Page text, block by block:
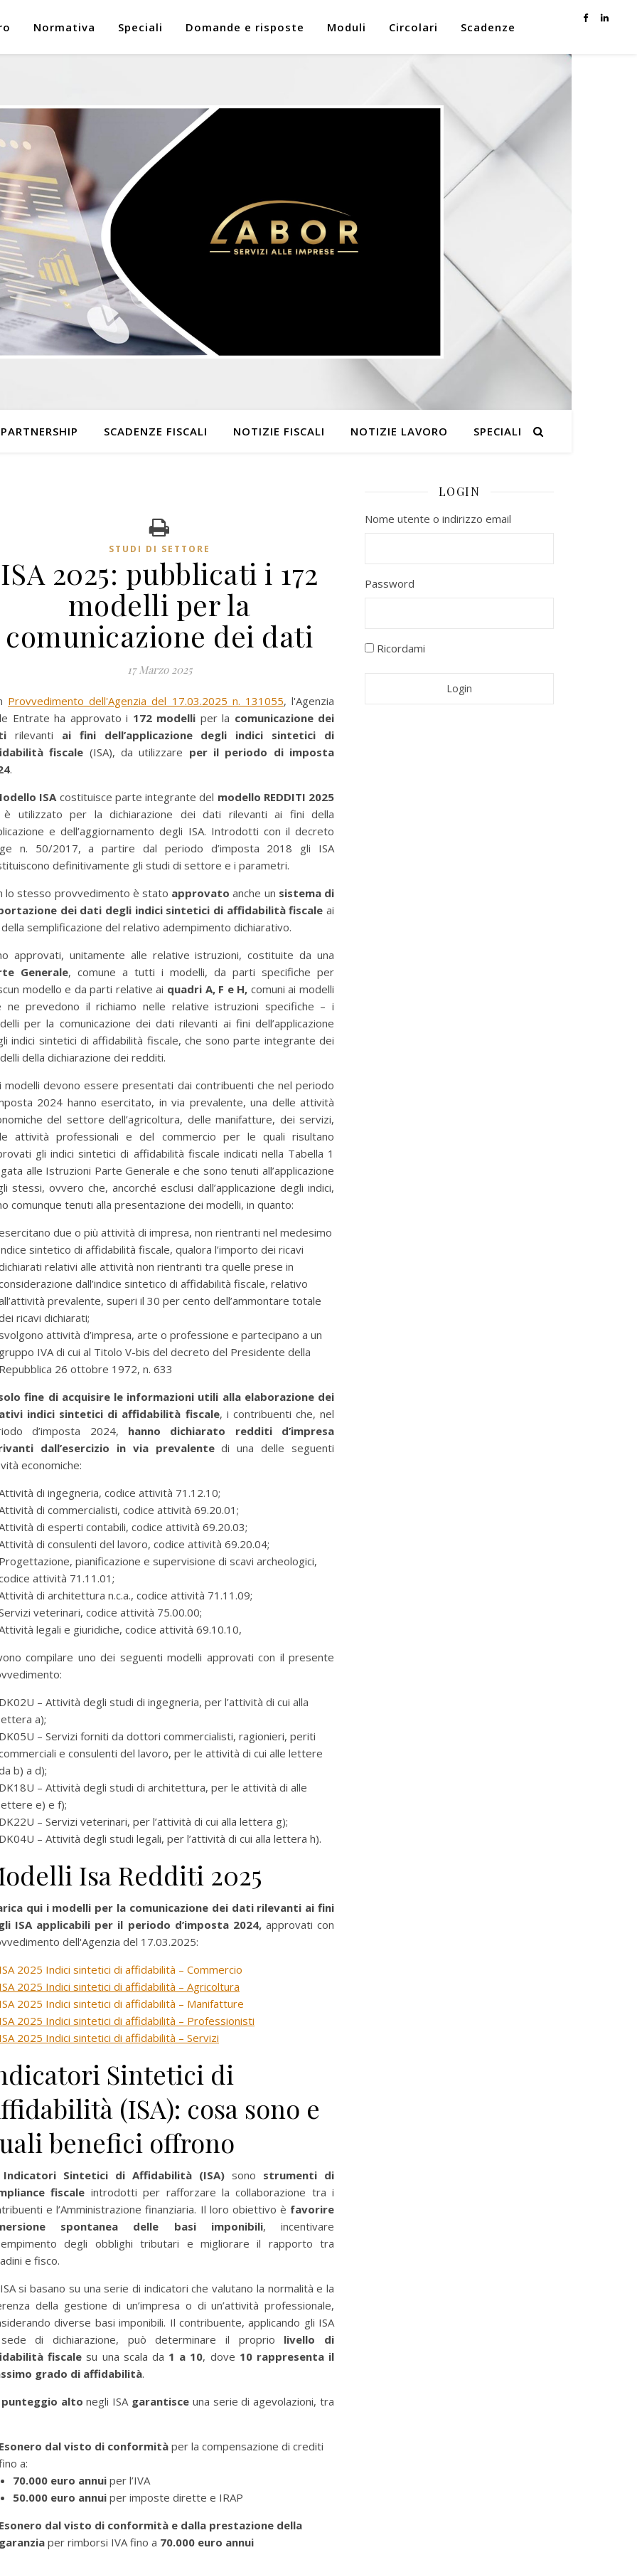
Normativa Speciali Domande e risposte Moduli Circolari Scadenze
SCADENZE FISCALI NOTIZIE FISCALI NOTIZIE LAVORO SPECIALI
selezionare la categoria di tuo interesse (es. contabilità, Fisco …)
STUDI DI SETTORE
ISA 2025: pubblicati i 172
modelli per la
comunicazione dei dati
17 Marzo 2025
Provvedimento dell'Agenzia del 17.03.2025 n. 131055, l'Agenzia
Entrate ha approvato i 172 modelli per la comunicazione dei
rilevanti ai fini dell’applicazione degli indici sintetici di
fiscale (ISA), da utilizzare per il periodo di imposta
.
ISAcostituisce parte integrante del modello REDDITI 2025
utilizzato per la dichiarazione dei dati rilevanti ai fini della
e dell’aggiornamento degli ISA. Introdotti con il decreto
n. 50/2017, a partire dal periodo d’imposta 2018 gli ISA
definitivamente gli studi di settore e i parametri.
lo stesso provvedimento è stato approvato anche un sistema di
dei dati degli indici sintetici di affidabilità fiscale ai
semplificazione del relativo adempimento dichiarativo.
approvati, unitamente alle relative istruzioni, costituite da una
Generale, comune a tutti i modelli, da parti specifiche per
modello e da parti relative ai quadri A, F e H, comuni ai modelli
ne prevedono il richiamo nelle relative istruzioni specifiche – i
per la comunicazione dei dati rilevanti ai fini dell’applicazione
indici sintetici di affidabilità fiscale, che sono parte integrante dei
della dichiarazione dei redditi.
modelli devono essere presentati dai contribuenti che nel periodo
2024 hanno esercitato, in via prevalente, una delle attività
del settore dell’agricoltura, delle manifatture, dei servizi,
attività professionali e del commercio per le quali risultano
gli indici sintetici di affidabilità fiscale indicati nella Tabella 1
alle Istruzioni Parte Generale e che sono tenuti all’applicazione
stessi, ovvero che, ancorché esclusi dall’applicazione degli indici,
comunque tenuti alla presentazione dei modelli, in quanto:
due o più attività di impresa, non rientranti nel medesimo
sintetico di affidabilità fiscale, qualora l’importo dei ricavi
relativi alle attività non rientranti tra quelle prese in
dall’indice sintetico di affidabilità fiscale, relativo
prevalente, superi il 30 per cento dell’ammontare totale
ricavi dichiarati;
svolgono attività d’impresa, arte o professione e partecipano a un
gruppo IVA di cui al Titolo V-bis del decreto del Presidente della
Repubblica 26 ottobre 1972, n. 633
fine di acquisire le informazioni utili alla elaborazione dei
indici sintetici di affidabilità fiscale, i contribuenti che, nel
d’imposta 2024, hanno dichiarato redditi d’impresa
dall’esercizio in via prevalentedi una delle seguenti
economiche:
di ingegneria, codice attività 71.12.10;
di commercialisti, codice attività 69.20.01;
di esperti contabili, codice attività 69.20.03;
di consulenti del lavoro, codice attività 69.20.04;
Progettazione, pianificazione e supervisione di scavi archeologici,
attività 71.11.01;
di architettura n.c.a., codice attività 71.11.09;
veterinari, codice attività 75.00.00;
legali e giuridiche, codice attività 69.10.10,
compilare uno dei seguenti modelli approvati con il presente
DK02U – Attività degli studi di ingegneria, per l’attività di cui alla
a);
DK05U – Servizi forniti da dottori commercialisti, ragionieri, periti
e consulenti del lavoro, per le attività di cui alle lettere
b) a d);
DK18U – Attività degli studi di architettura, per le attività di alle
e) e f);
DK22U – Servizi veterinari, per l’attività di cui alla lettera g);
DK04U – Attività degli studi legali, per l’attività di cui alla lettera h).
Isa Redditi 2025
qui i modelli per la comunicazione dei dati rilevanti ai fini
ISA applicabili per il periodo d’imposta 2024,approvati con
dell'Agenzia del 17.03.2025:
ISA 2025 Indici sintetici di affidabilità – Commercio
ISA 2025 Indici sintetici di affidabilità – Agricoltura
ISA 2025 Indici sintetici di affidabilità – Manifatture
ISA 2025 Indici sintetici di affidabilità – Professionisti
ISA 2025 Indici sintetici di affidabilità – Servizi
Sintetici di
(ISA): cosa sono e
benefici offrono
Indicatori Sintetici di Affidabilità (ISA) sono strumenti di
fiscale introdotti per rafforzare la collaborazione tra i
e l’Amministrazione finanziaria. Il loro obiettivo è favorire
spontanea delle basi imponibili, incentivare
degli obblighi tributari e migliorare il rapporto tra
e fisco.
si basano su una serie di indicatori che valutano la normalità e la
della gestione di un’impresa o di un’attività professionale,
diverse basi imponibili. Il contribuente, applicando gli ISA
di dichiarazione, può determinare il proprio livello di
fiscale su una scala da 1 a 10, dove 10 rappresenta il
grado di affidabilità.
punteggio altonegli ISA garantisce una serie di agevolazioni, tra
Esonero dal visto di conformità per la compensazione di crediti
a:
70.000 euro annui per l’IVA
50.000 euro annui per imposte dirette e IRAP
Esonero dal visto di conformità e dalla prestazione della
garanzia per rimborsi IVA fino a 70.000 euro annui
LOGIN
Nome utente o indirizzo email
Password
Ricordami